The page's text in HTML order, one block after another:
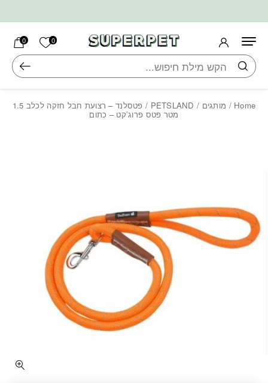
0 הרשימה
0
חיפוש
Home
/ מותגים /
PETSLAND / פטסלנד – רצועת חבל חזקה לכלב 1.5
מטר פטס פרוג’קט – כתום